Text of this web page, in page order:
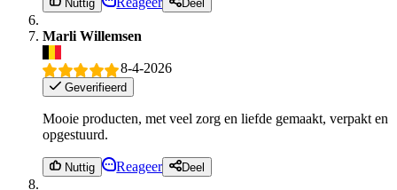
Nuttig Deel
Marli Willemsen
8-4-2026
Geverifieerd
Mooie producten, met veel zorg en liefde gemaakt, verpakt en
opgestuurd.
Nuttig Reageer Deel